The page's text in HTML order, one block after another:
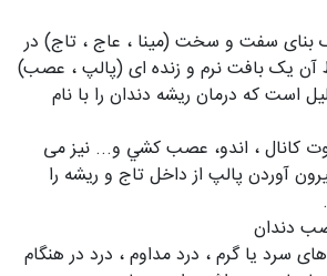
بنای سفت و سخت (مینا ، عاج ، تاج) در
آن یک بافت نرم و زنده ای (پالپ ، عصب)
است که درمان ریشه دندان را با نام
كانال ، اندو، عصب كشي و... نیز می
آوردن پالپ از داخل تاج و ریشه را
دندان
سرد یا گرم ، درد مداوم ، درد در هنگام